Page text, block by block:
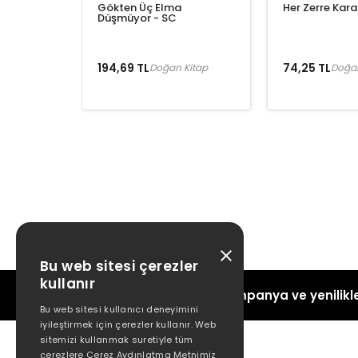
Gökten Üç Elma
Düşmüyor - SC
194,69 TLDoğan Kitap
Her Zerre
74,25 TL
Kampanya ve
Bu web sitesi çerezler
kullanır
Bu web sitesi kullanıcı deneyimini
iyileştirmek için çerezler kullanır. Web
sitemizi kullanmak suretiyle tüm
çerezlere Çerez Aydınlatma Metnimiz